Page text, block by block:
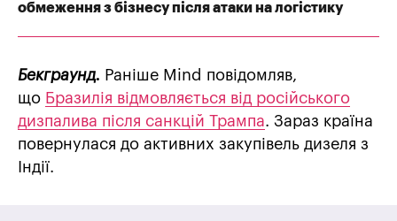
обмеження з бізнесу після атаки на логістику
Бекграунд. Раніше Mind повідомляв,
що Бразилія відмовляється від російського
дизпалива після санкцій Трампа. Зараз країна
повернулася до активних закупівель дизеля з
Індії.